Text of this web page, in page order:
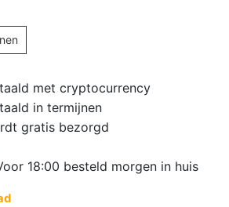
met cryptocurrency
in termijnen
gratis bezorgd
18:00 besteld morgen in huis